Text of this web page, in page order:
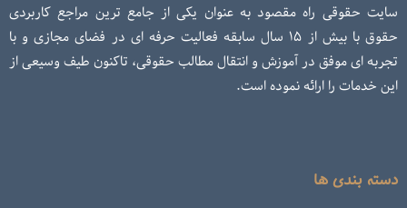
سایت حقوقی راه مقصود به عنوان یکی از جامع ترین مراجع کاربردی
حقوق با بیش از ۱۵ سال سابقه فعالیت حرفه ای در فضای مجازی و با
تجربه ای موفق در آموزش و انتقال مطالب حقوقی، تاکنون طیف وسیعی از
این خدمات را ارائه نموده است.
دسته بندی ها